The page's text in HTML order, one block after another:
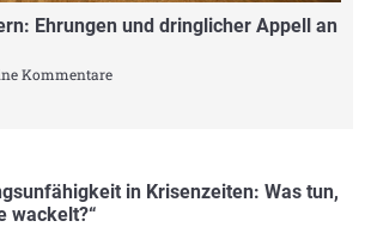
Ehrungen und dringlicher Appell an
Kommentare
in Krisenzeiten: Was tun,
wackelt?“